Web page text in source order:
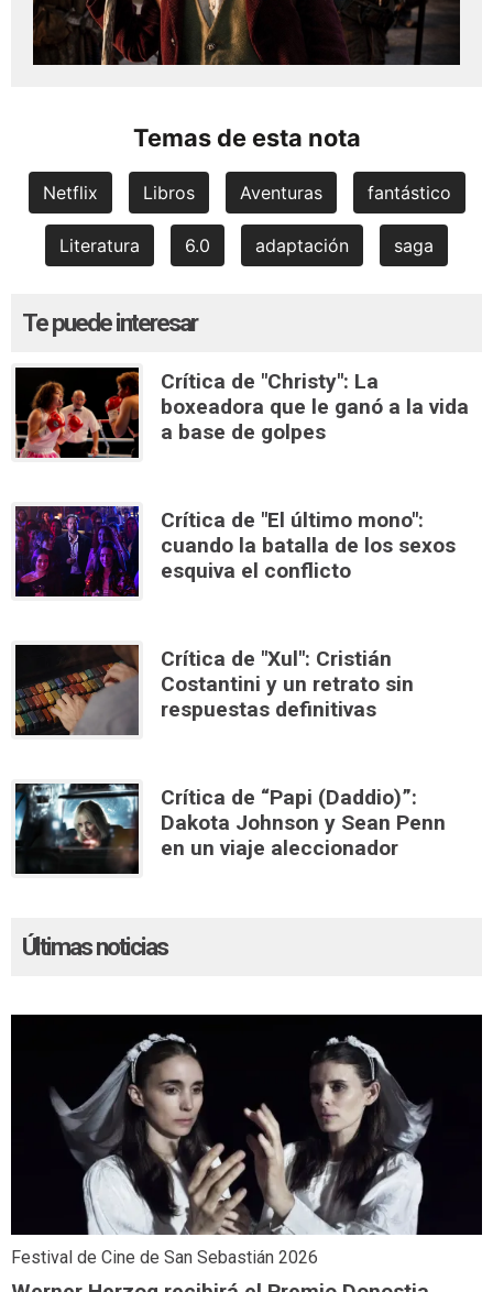
Temas de esta nota
Netflix Libros Aventuras fantástico
Literatura 6.0 adaptación saga
Te puede interesar
Crítica de "Christy": La
boxeadora que le ganó a la vida
a base de golpes
Crítica de "El último mono":
cuando la batalla de los sexos
esquiva el conflicto
Crítica de "Xul": Cristián
Costantini y un retrato sin
respuestas definitivas
Crítica de “Papi (Daddio)”:
Dakota Johnson y Sean Penn
en un viaje aleccionador
Últimas noticias
Festival de Cine de San Sebastián 2026